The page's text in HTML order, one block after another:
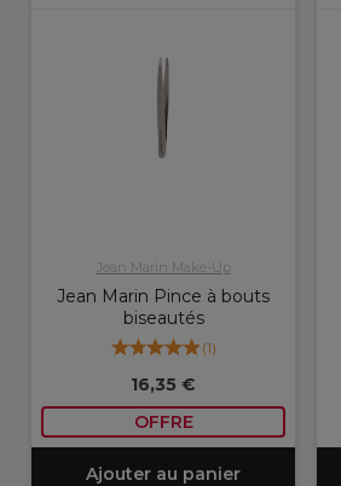
Jean Marin Make-Up
Jean Marin Pince à bouts
biseautés
(1)
16,35 €
OFFRE
Ajouter au panier